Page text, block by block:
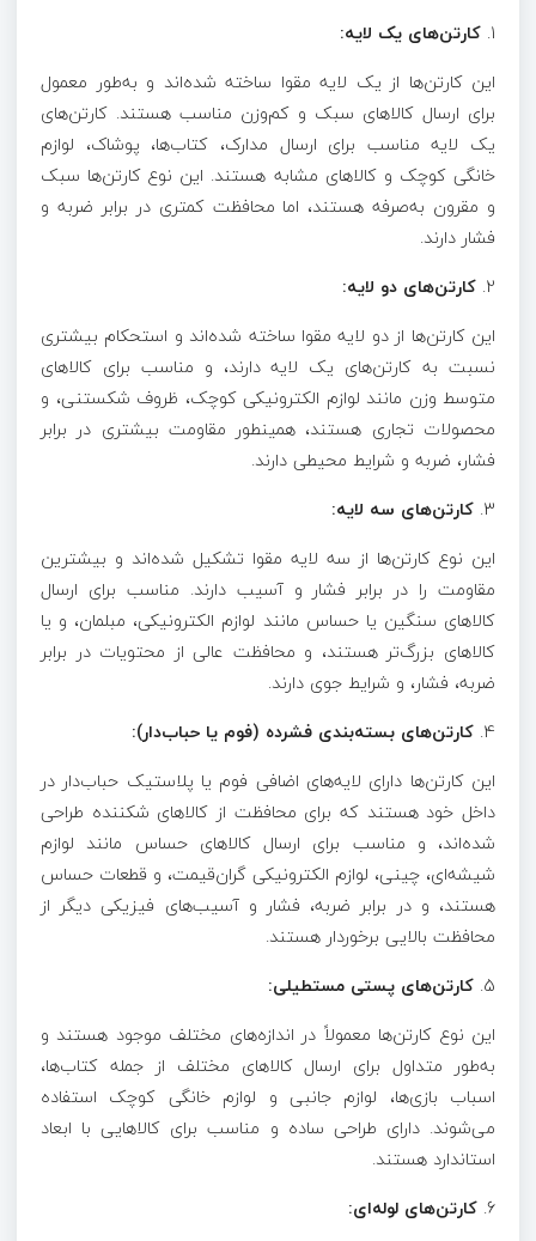
1. کارتن‌های یک لایه:
این کارتن‌ها از یک لایه مقوا ساخته شده‌اند و به‌طور معمول
برای ارسال کالاهای سبک و کم‌وزن مناسب هستند. کارتن‌های
یک لایه مناسب برای ارسال مدارک، کتاب‌ها، پوشاک، لوازم
خانگی کوچک و کالاهای مشابه هستند. این نوع کارتن‌ها سبک
و مقرون به‌صرفه هستند، اما محافظت کمتری در برابر ضربه و
فشار دارند.
2. کارتن‌های دو لایه:
این کارتن‌ها از دو لایه مقوا ساخته شده‌اند و استحکام بیشتری
نسبت به کارتن‌های یک لایه دارند، و مناسب برای کالاهای
متوسط وزن مانند لوازم الکترونیکی کوچک، ظروف شکستنی، و
محصولات تجاری هستند، همینطور مقاومت بیشتری در برابر
فشار، ضربه و شرایط محیطی دارند.
3. کارتن‌های سه لایه:
این نوع کارتن‌ها از سه لایه مقوا تشکیل شده‌اند و بیشترین
مقاومت را در برابر فشار و آسیب دارند. مناسب برای ارسال
کالاهای سنگین یا حساس مانند لوازم الکترونیکی، مبلمان، و یا
کالاهای بزرگ‌تر هستند، و محافظت عالی از محتویات در برابر
ضربه، فشار، و شرایط جوی دارند.
4. کارتن‌های بسته‌بندی فشرده (فوم یا حباب‌دار):
این کارتن‌ها دارای لایه‌های اضافی فوم یا پلاستیک حباب‌دار در
داخل خود هستند که برای محافظت از کالاهای شکننده طراحی
شده‌اند، و مناسب برای ارسال کالاهای حساس مانند لوازم
شیشه‌ای، چینی، لوازم الکترونیکی گران‌قیمت، و قطعات حساس
هستند، و در برابر ضربه، فشار و آسیب‌های فیزیکی دیگر از
محافظت بالایی برخوردار هستند.
5. کارتن‌های پستی مستطیلی:
این نوع کارتن‌ها معمولاً در اندازه‌های مختلف موجود هستند و
به‌طور متداول برای ارسال کالاهای مختلف از جمله کتاب‌ها،
اسباب بازی‌ها، لوازم جانبی و لوازم خانگی کوچک استفاده
می‌شوند. دارای طراحی ساده و مناسب برای کالاهایی با ابعاد
استاندارد هستند.
6. کارتن‌های لوله‌ای: